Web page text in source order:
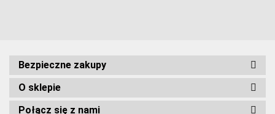
Bezpieczne zakupy
O sklepie
Połącz się z nami